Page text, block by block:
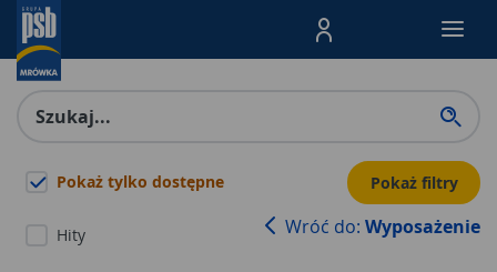
Menu Produktów,
Pokaż tylko dostępne
Hity
Pokaż filtry
Wróć do: Wyposażenie